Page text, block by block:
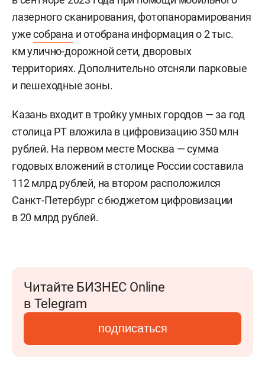
лазерного сканирования, фотопанорамирования
ужесобрана и отобрана информация о 2 тыс.
км улично-дорожной сети, дворовых
территориях. Дополнительно отсняли парковые
и пешеходные зоны.
Казань входит в тройку умных городов — за год
столица РТ вложила в цифровизацию 350 млн
рублей. На первом месте Москва — сумма
годовых вложений в столице России составила
112 млрд рублей, на втором расположился
Санкт-Петербург с бюджетом цифровизации
в 20 млрд рублей.
Читайте БИЗНЕС Online
в Telegram
подписаться